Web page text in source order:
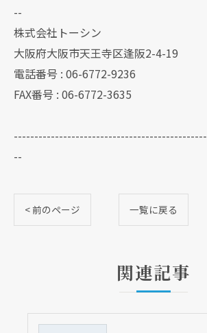
--
株式会社トーシン
大阪府大阪市天王寺区逢阪2-4-19
電話番号 : 06-6772-9236
FAX番号 : 06-6772-3635
--
< 前のページ 一覧に戻る
関連記事